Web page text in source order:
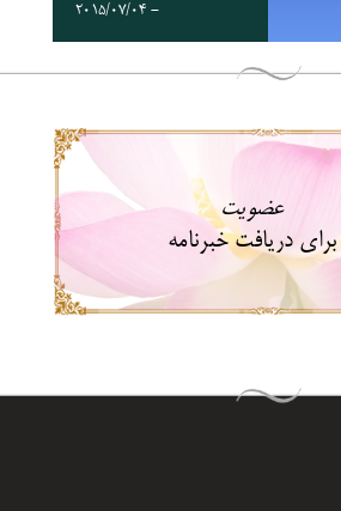
- 2015/07/04
عضویت
دریافت خبرنامه